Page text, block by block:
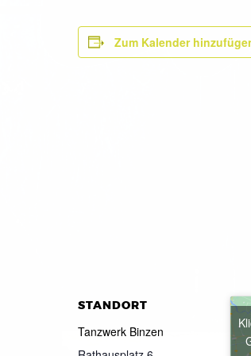
Zum Kalender
STANDORT
Tanzwerk Binzen